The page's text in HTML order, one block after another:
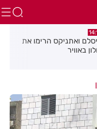
ואתניקס הרימו את
באוויר